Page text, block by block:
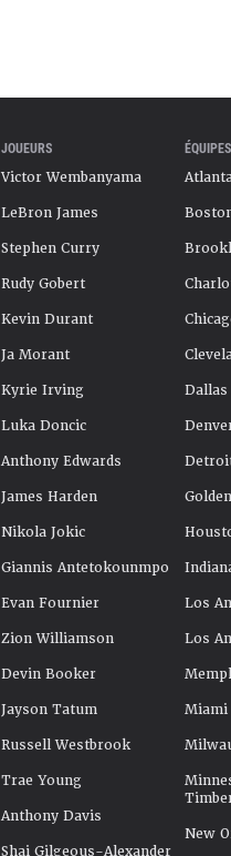
JOUEURS
Victor Wembanyama
LeBron James
Stephen Curry
Rudy Gobert
Kevin Durant
Ja Morant
Kyrie Irving
Luka Doncic
Anthony Edwards
James Harden
Nikola Jokic
Giannis Antetokounmpo
Evan Fournier
Zion Williamson
Devin Booker
Jayson Tatum
Russell Westbrook
Trae Young
Anthony Davis
Shai Gilgeous-Alexander
ÉQUIPES
Los
Los
Miami
New